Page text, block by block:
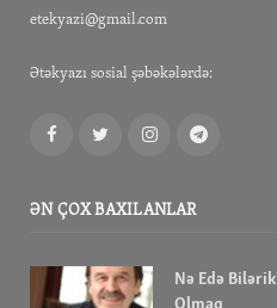
etekyazi@gmail.com
Ətəkyazı sosial şəbəkələrdə:
FacebookTwitterInstagramTelegram
ƏN ÇOX BAXILANLAR
Nə Edə